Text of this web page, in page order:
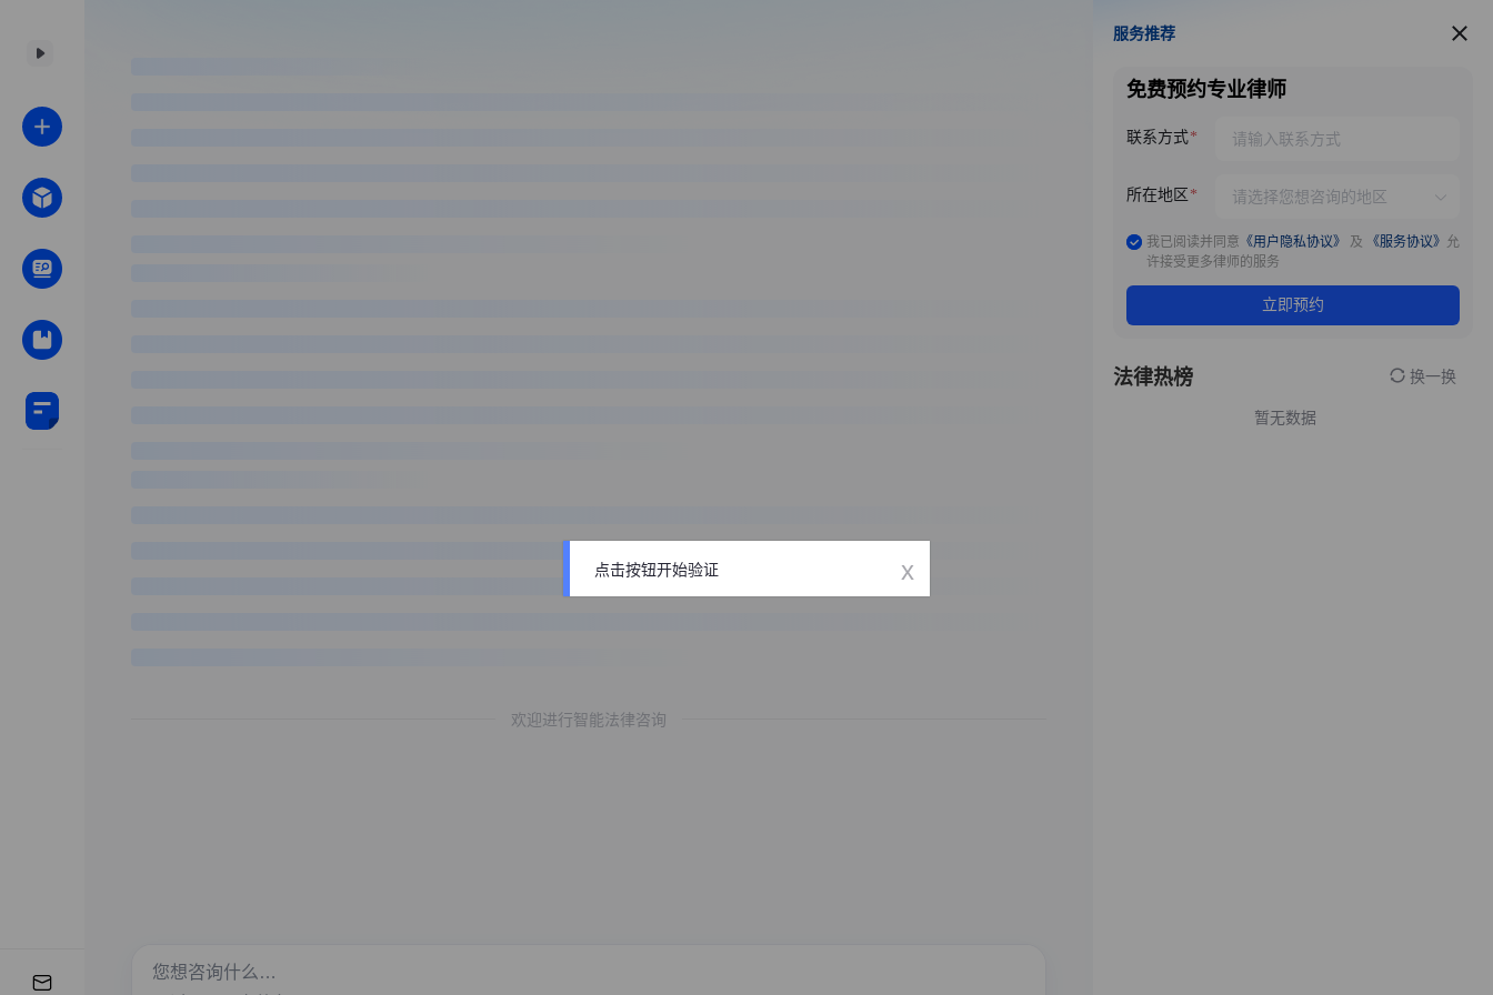
欢迎进行智能法律咨询
服务推荐
服务推荐
免费预约专业律师
联系方式
所在地区
我已阅读并同意 《用户隐私协议》 及 《服务协议》 允
许接受更多律师的服务
立即预约
法律热榜 换一换
暂无数据
点击按钮开始验证 x